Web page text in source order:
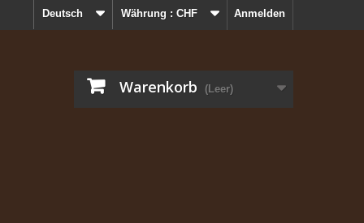
Anmelden
Währung : CHF
Deutsch
Warenkorb (Leer)